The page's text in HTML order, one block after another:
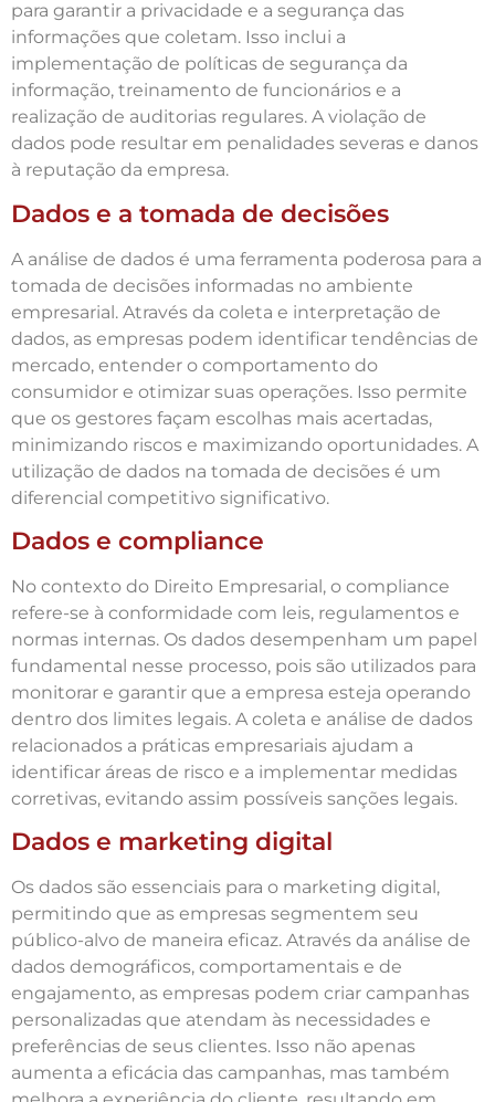
para garantir a privacidade e a segurança das
informações que coletam. Isso inclui a
implementação de políticas de segurança da
informação, treinamento de funcionários e a
realização de auditorias regulares. A violação de
dados pode resultar em penalidades severas e danos
à reputação da empresa.
Dados e a tomada de decisões
A análise de dados é uma ferramenta poderosa para a
tomada de decisões informadas no ambiente
empresarial. Através da coleta e interpretação de
dados, as empresas podem identificar tendências de
mercado, entender o comportamento do
consumidor e otimizar suas operações. Isso permite
que os gestores façam escolhas mais acertadas,
minimizando riscos e maximizando oportunidades. A
utilização de dados na tomada de decisões é um
diferencial competitivo significativo.
Dados e compliance
No contexto do Direito Empresarial, o compliance
refere-se à conformidade com leis, regulamentos e
normas internas. Os dados desempenham um papel
fundamental nesse processo, pois são utilizados para
monitorar e garantir que a empresa esteja operando
dentro dos limites legais. A coleta e análise de dados
relacionados a práticas empresariais ajudam a
identificar áreas de risco e a implementar medidas
corretivas, evitando assim possíveis sanções legais.
Dados e marketing digital
Os dados são essenciais para o marketing digital,
permitindo que as empresas segmentem seu
público-alvo de maneira eficaz. Através da análise de
dados demográficos, comportamentais e de
engajamento, as empresas podem criar campanhas
personalizadas que atendam às necessidades e
preferências de seus clientes. Isso não apenas
aumenta a eficácia das campanhas, mas também